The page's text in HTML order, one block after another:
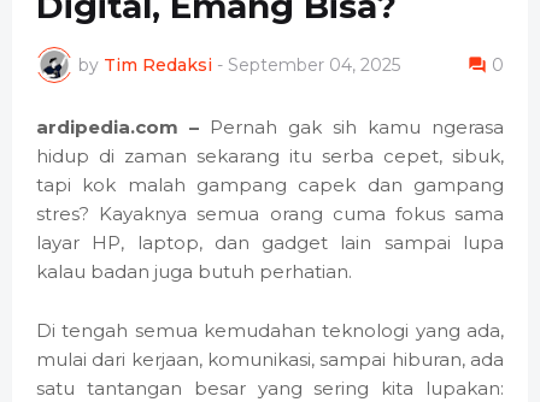
by Tim Redaksi - September 04, 2025 0
ardipedia.com – Pernah gak sih kamu ngerasa
hidup di zaman sekarang itu serba cepet, sibuk,
tapi kok malah gampang capek dan gampang
stres? Kayaknya semua orang cuma fokus sama
layar HP, laptop, dan gadget lain sampai lupa
kalau badan juga butuh perhatian.
Di tengah semua kemudahan teknologi yang ada,
mulai dari kerjaan, komunikasi, sampai hiburan, ada
satu tantangan besar yang sering kita lupakan: